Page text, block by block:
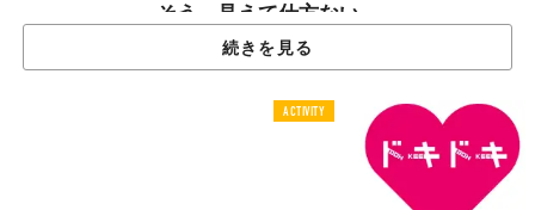
そう、見えて仕方ない…
続きを見る
ACTIVITY